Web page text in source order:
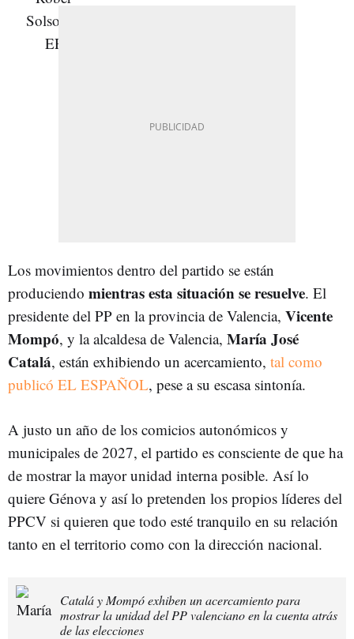
Los movimientos dentro del partido se están
produciendo mientras esta situación se resuelve. El
presidente del PP en la provincia de Valencia, Vicente
Mompó, y la alcaldesa de Valencia, María José
Catalá, están exhibiendo un acercamiento, tal como
publicó EL ESPAÑOL, pese a su escasa sintonía.
A justo un año de los comicios autonómicos y
municipales de 2027, el partido es consciente de que ha
de mostrar la mayor unidad interna posible. Así lo
quiere Génova y así lo pretenden los propios líderes del
PPCV si quieren que todo esté tranquilo en su relación
tanto en el territorio como con la dirección nacional.
Catalá y Mompó exhiben un acercamiento para
mostrar la unidad del PP valenciano en la cuenta atrás
de las elecciones